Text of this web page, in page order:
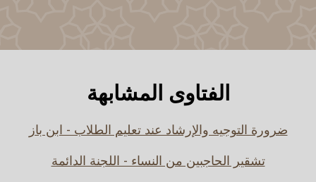
الفتاوى المشابهة
ضرورة التوجيه والإرشاد عند تعليم الطلاب - ابن باز
تشقير الحاجبين من النساء - اللجنة الدائمة